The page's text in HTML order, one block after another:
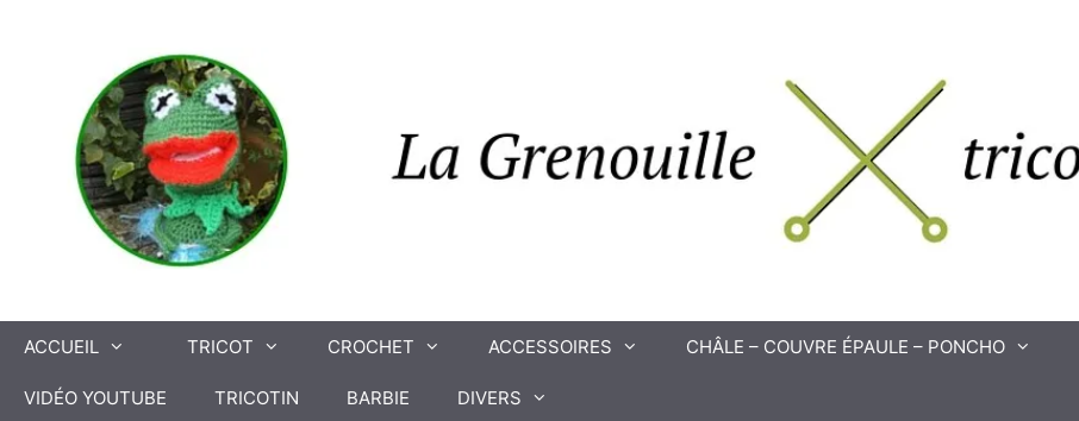
ACCUEIL TRICOT CROCHET ACCESSOIRES CHÂLE – COUVRE ÉPAULE – PONCHO
VIDÉO YOUTUBE TRICOTIN BARBIE DIVERS